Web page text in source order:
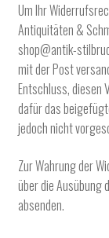
Um Ihr
Antiquitäten &
shop@antik-
mit der Post
Entschluss, diesen
dafür das
jedoch nicht
Zur Wahrung der
über die
absenden.